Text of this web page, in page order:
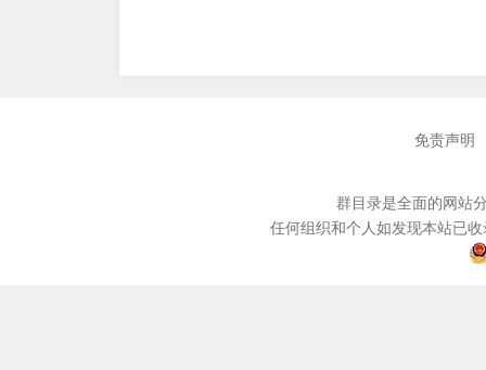
免责声明
群目录是全面的网站
任何组织和个人如发现本站已